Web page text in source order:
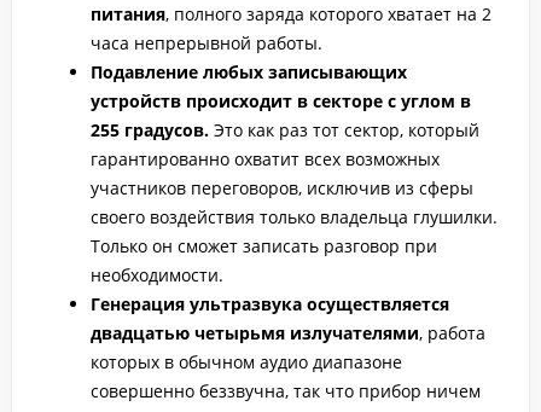
питания, полного заряда которого хватает на 2
часа непрерывной работы.
Подавление любых записывающих
устройств происходит в секторе с углом в
255 градусов. Это как раз тот сектор, который
гарантированно охватит всех возможных
участников переговоров, исключив из сферы
своего воздействия только владельца глушилки.
Только он сможет записать разговор при
необходимости.
Генерация ультразвука осуществляется
двадцатью четырьмя излучателями, работа
которых в обычном аудио диапазоне
совершенно беззвучна, так что прибор ничем